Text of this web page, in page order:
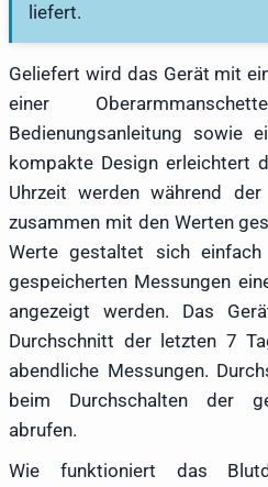
liefert.
Geliefert wird das Gerät mit
einer
Bedienungsanleitung sowie
kompakte Design erleichtert
Uhrzeit werden während
zusammen mit den Werten
Werte gestaltet sich
gespeicherten Messungen
angezeigt werden. Das
Durchschnitt der letzten 7
abendliche Messungen.
beim Durchschalten der
abrufen.
Wie funktioniert das